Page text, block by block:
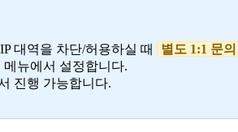
대역을 차단/허용하실 때 별도 1:1 문
메뉴에서 설정합니다.
진행 가능합니다.